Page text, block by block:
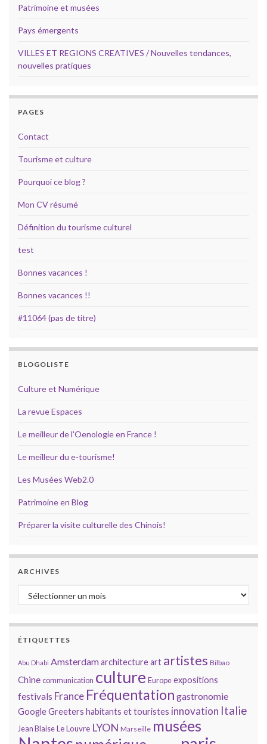
Patrimoine et musées
Pays émergents
VILLES ET REGIONS CREATIVES / Nouvelles tendances,
nouvelles pratiques
PAGES
Contact
Tourisme et culture
Pourquoi ce blog ?
Mon CV résumé
Définition du tourisme culturel
test
Bonnes vacances !
Bonnes vacances !!
#11064 (pas de titre)
BLOGOLISTE
Culture et Numérique
La revue Espaces
Le meilleur de l'Oenologie en France !
Le meilleur du e-tourisme!
Les Musées Web2.0
Patrimoine en Blog
Préparer la visite culturelle des Chinois!
ARCHIVES
Archives
ÉTIQUETTES
Abu Dhabi Amsterdamarchitectureart artistes Bilbao
Chinecommunication culture Europeexpositions
festivals France Fréquentation gastronomie
GoogleGreeters habitants et touristes innovation Italie
Jean BlaiseLe Louvre LYON Marseille musées